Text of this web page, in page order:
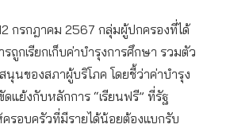
กรกฎาคม 2567 กลุ่มผู้ปกครองที่ได้
ถูกเรียกเก็บค่าบำรุงการศึกษา รวมตัว
นของสภาผู้บริโภค โดยชี้ว่าค่าบำรุง
แย้งกับหลักการ “เรียนฟรี” ที่รัฐ
ครอบครัวที่มีรายได้น้อยต้องแบกรับ